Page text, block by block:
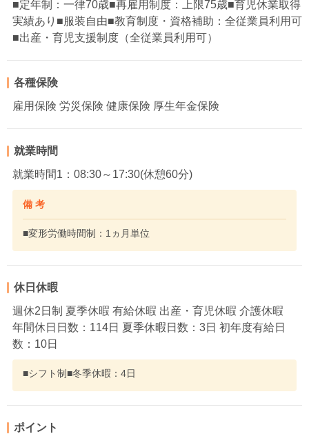
■定年制：一律70歳■再雇用制度：上限75歳■育児休業取得
実績あり■服装自由■教育制度・資格補助：全従業員利用可
■出産・育児支援制度（全従業員利用可）
各種保険
雇用保険 労災保険 健康保険 厚生年金保険
就業時間
就業時間1：08:30～17:30(休憩60分)
備 考
■変形労働時間制：1ヵ月単位
休日休暇
週休2日制 夏季休暇 有給休暇 出産・育児休暇 介護休暇
年間休日日数：114日 夏季休暇日数：3日 初年度有給日
数：10日
■シフト制■冬季休暇：4日
ポイント